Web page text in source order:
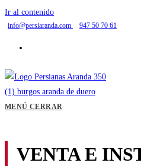
Ir al contenido
info@persiaranda.com 947 50 70 61
MENÚ CERRAR
VENTA E